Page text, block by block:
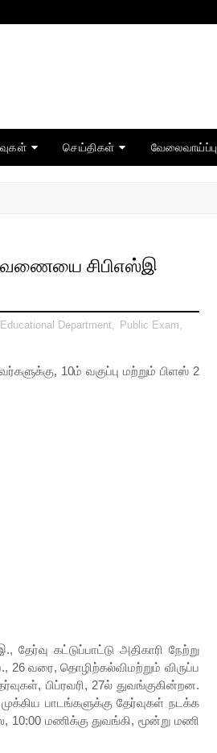
செய்திகள் வேலைவாய்ப்பு
சிபிஎஸ்இ
Educational Department, Public Exam,
10ம் வகுப்பு மற்றும் பிளஸ் 2
கட்டுப்பாட்டு அதிகாரி நேற்று
26 வரை, தொழிற்கல்விமற்றும் விருப்ப
பிப்ரவரி, 27ல் துவங்குகின்றன.
பாடங்களுக்கு தேர்வுகள் நடக்க
10:00 மணிக்கு துவங்கி, மூன்று மணி